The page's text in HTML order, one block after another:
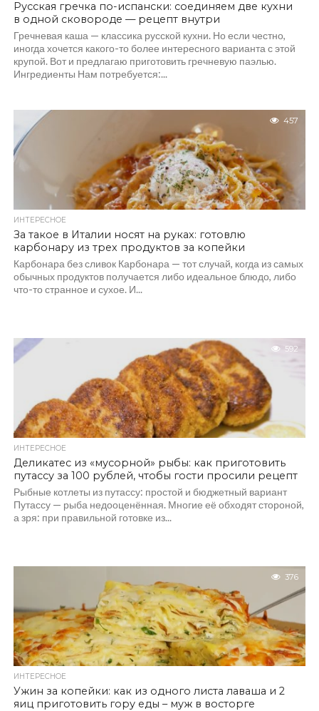
Русская гречка по-испански: соединяем две кухни
в одной сковороде — рецепт внутри
Гречневая каша — классика русской кухни. Но если честно,
иногда хочется какого-то более интересного варианта с этой
крупой. Вот и предлагаю приготовить гречневую паэлью.
Ингредиенты Нам потребуется:...
457
ИНТЕРЕСНОЕ
За такое в Италии носят на руках: готовлю
карбонару из трех продуктов за копейки
Карбонара без сливок Карбонара — тот случай, когда из самых
обычных продуктов получается либо идеальное блюдо, либо
что-то странное и сухое. И...
592
ИНТЕРЕСНОЕ
Деликатес из «мусорной» рыбы: как приготовить
путассу за 100 рублей, чтобы гости просили рецепт
Рыбные котлеты из путассу: простой и бюджетный вариант
Путассу — рыба недооценённая. Многие её обходят стороной,
а зря: при правильной готовке из...
376
ИНТЕРЕСНОЕ
Ужин за копейки: как из одного листа лаваша и 2
яиц приготовить гору еды – муж в восторге